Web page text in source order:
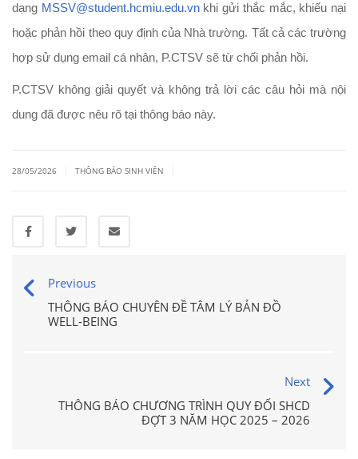
dạng MSSV@student.hcmiu.edu.vn khi gửi thắc mắc, khiếu nại
hoặc phản hồi theo quy định của Nhà trường. Tất cả các trường
hợp sử dụng email cá nhân, P.CTSV sẽ từ chối phản hồi.
P.CTSV không giải quyết và không trả lời các câu hỏi mà nội
dung đã được nêu rõ tại thông báo này.
28/05/2026 THÔNG BÁO SINH VIÊN
Previous
THÔNG BÁO CHUYÊN ĐỀ TÂM LÝ BẢN ĐỒ
WELL-BEING
Next
THÔNG BÁO CHƯƠNG TRÌNH QUY ĐỔI SHCD
ĐỢT 3 NĂM HỌC 2025 – 2026